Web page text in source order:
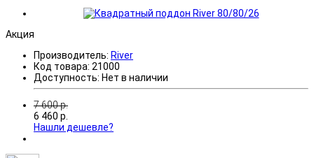
Акция
Производитель: River
Код товара: 21000
Доступность: Нет в наличии
7 600р.
6 460 р.
Нашли дешевле?